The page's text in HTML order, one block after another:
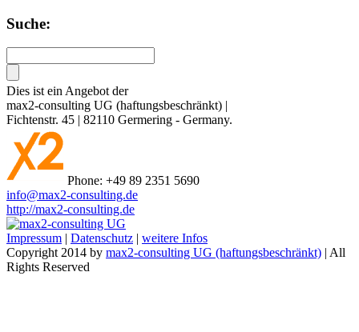
Suche:
Dies ist ein Angebot der
max2-consulting UG (haftungsbeschränkt) |
Fichtenstr. 45 | 82110 Germering - Germany.
Phone: +49 89 2351 5690
info@max2-consulting.de
http://max2-consulting.de
Impressum | Datenschutz | weitere Infos
Copyright 2014 by max2-consulting UG (haftungsbeschränkt) | All
Rights Reserved